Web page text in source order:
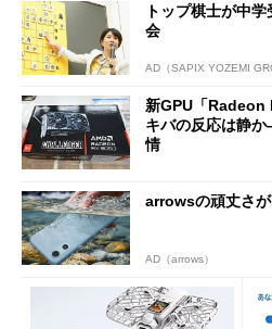
トップ棋士が中
会
AD（SAPIX YOZEMI
新GPU「Radeon
キバの反応は静
情
arrowsの頑丈さ
AD（arrows）